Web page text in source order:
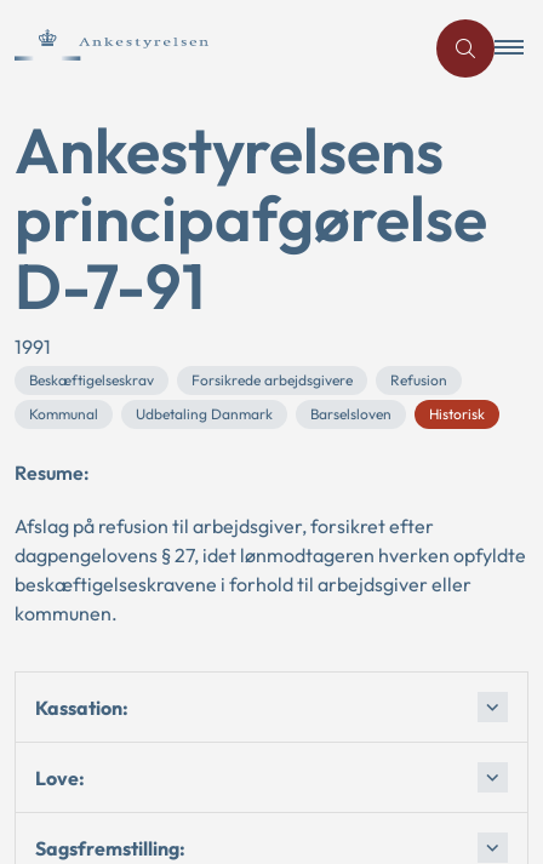
Ankestyrelsens
principafgørelse
D-7-91
1991
Beskæftigelseskrav Forsikrede arbejdsgivere
Refusion
Kommunal
Udbetaling Danmark Barselsloven Historisk
Resume:
Afslag på refusion til arbejdsgiver, forsikret efter
dagpengelovens § 27, idet lønmodtageren hverken opfyldte
beskæftigelseskravene i forhold til arbejdsgiver eller
kommunen.
Kassation:
Love:
Sagsfremstilling: